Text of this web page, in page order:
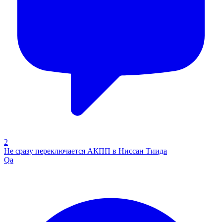
2
Не сразу переключается АКПП в Ниссан Тиида
Qa